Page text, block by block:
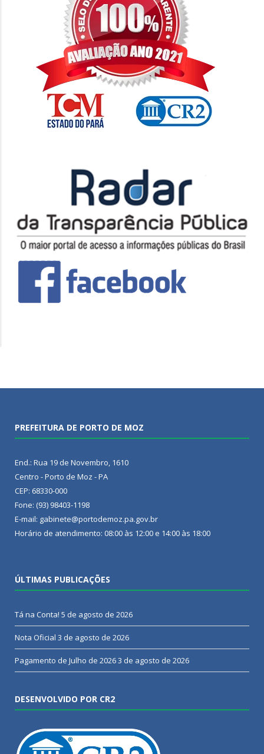
PREFEITURA DE PORTO DE MOZ
End.: Rua 19 de Novembro, 1610
Centro - Porto de Moz - PA
CEP: 68330-000
Fone: (93) 98403-1198
E-mail: gabinete@portodemoz.pa.gov.br
Horário de atendimento: 08:00 às 12:00 e 14:00 às 18:00
ÚLTIMAS PUBLICAÇÕES
Tá na Conta! 5 de agosto de 2026
Nota Oficial 3 de agosto de 2026
Pagamento de Julho de 20263 de agosto de 2026
DESENVOLVIDO POR CR2